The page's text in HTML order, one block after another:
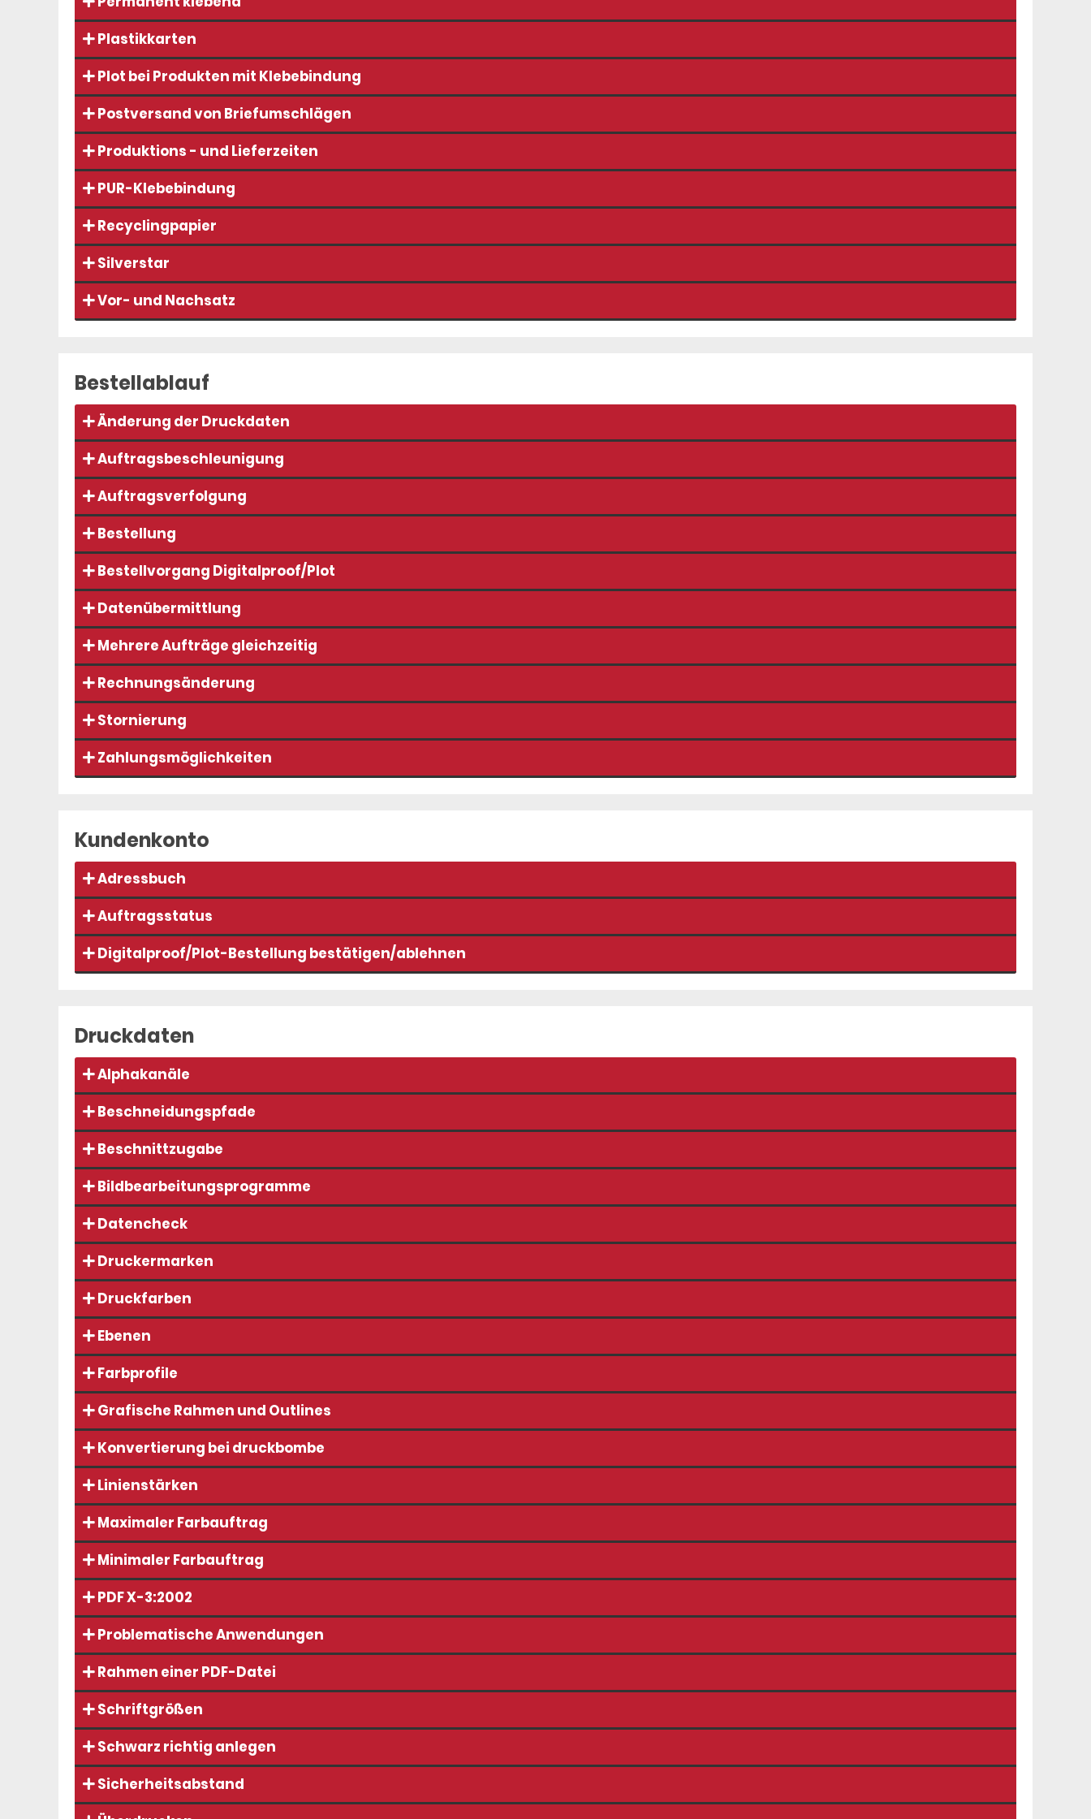
Plastikkarten
Plot bei Produkten mit Klebebindung
Postversand von Briefumschlägen
Produktions - und Lieferzeiten
PUR-Klebebindung
Recyclingpapier
Silverstar
Vor- und Nachsatz
Bestellablauf
Änderung der Druckdaten
Auftragsbeschleunigung
Auftragsverfolgung
Bestellung
Bestellvorgang Digitalproof/Plot
Datenübermittlung
Mehrere Aufträge gleichzeitig
Rechnungsänderung
Stornierung
Zahlungsmöglichkeiten
Kundenkonto
Adressbuch
Auftragsstatus
Digitalproof/Plot-Bestellung bestätigen/ablehnen
Druckdaten
Alphakanäle
Beschneidungspfade
Beschnittzugabe
Bildbearbeitungsprogramme
Datencheck
Druckermarken
Druckfarben
Ebenen
Farbprofile
Grafische Rahmen und Outlines
Konvertierung bei druckbombe
Linienstärken
Maximaler Farbauftrag
Minimaler Farbauftrag
PDF X-3:2002
Problematische Anwendungen
Rahmen einer PDF-Datei
Schriftgrößen
Schwarz richtig anlegen
Sicherheitsabstand